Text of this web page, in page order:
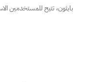
بايثون، تتيح للمستخدمين